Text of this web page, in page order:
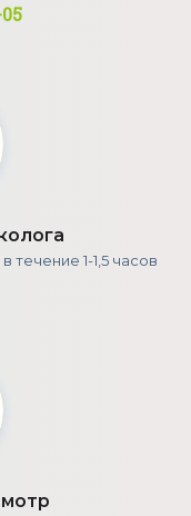
течение 1-1,5 часов